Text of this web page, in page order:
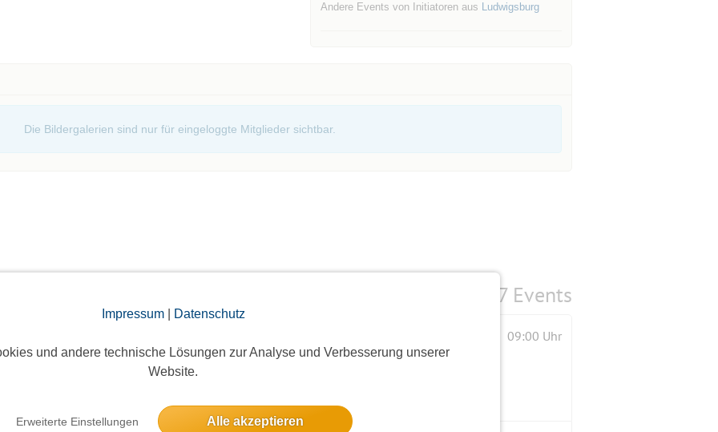
Impressum| Datenschutz
und andere technische Lösungen zur Analyse und Verbesserung unserer
Website.
Erweiterte Einstellungen Alle akzeptieren
Andere Events von Initiatoren aus Ludwigsburg
Die Bildergalerien sind nur für eingeloggte Mitglieder sichtbar.
7 Events
mit Ruderbooten und Kanus 09:00 Uhr